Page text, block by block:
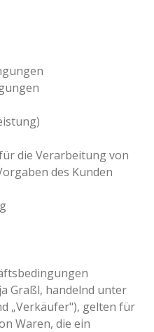
die Verarbeitung von
des Kunden
Graßl, handelnd unter
„Verkäufer"), gelten für
Waren, die ein